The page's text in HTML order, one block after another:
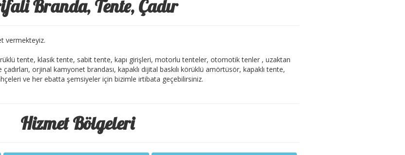
Branda, Tente, Çadır
vermekteyiz.
tente, klasik tente, sabit tente, kapı girişleri, motorlu tenteler, otomotik tenler , uzaktan
orjinal kamyonet brandası, kapaklı dijital baskılı körüklü amörtüsör, kapaklı tente,
ve her ebatta şemsiyeler için bizimle irtibata geçebilirsiniz.
Hizmet Bölgeleri